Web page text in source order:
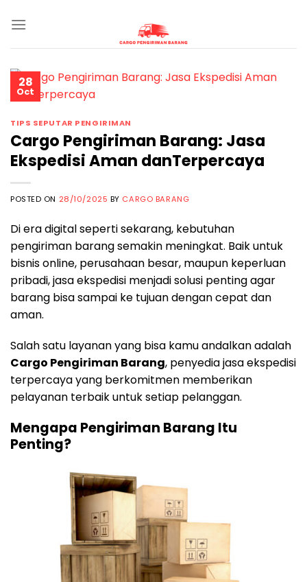
28
Oct
TIPS SEPUTAR PENGIRIMAN
Cargo Pengiriman Barang: Jasa
Ekspedisi Aman danTerpercaya
POSTED ON 28/10/2025 BY CARGO BARANG
Di era digital seperti sekarang, kebutuhan
pengiriman barang semakin meningkat. Baik untuk
bisnis online, perusahaan besar, maupun keperluan
pribadi, jasa ekspedisi menjadi solusi penting agar
barang bisa sampai ke tujuan dengan cepat dan
aman.
Salah satu layanan yang bisa kamu andalkan adalah
Cargo Pengiriman Barang, penyedia jasa ekspedisi
terpercaya yang berkomitmen memberikan
pelayanan terbaik untuk setiap pelanggan.
Mengapa Pengiriman Barang Itu
Penting?